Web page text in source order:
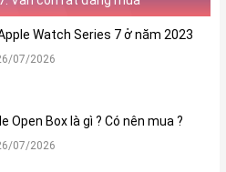
10 cũng hỗ trợ Apple Pencil 1,
dễ dàng và thuận tiện hơn trong
thuật.
Watch Series 7 ở năm 2023
07/2026
Open Box là gì ? Có nên mua ?
07/2026